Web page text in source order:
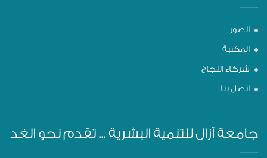
الصور
المكتبة
شركاء النجاح
اتصل بنا
جامعة آزال للتنمية البشرية ... تقدم نحو الغد